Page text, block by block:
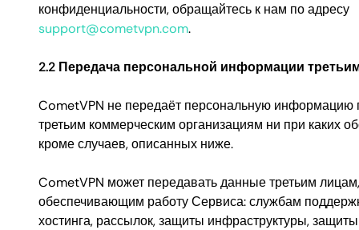
конфиденциальности, обращайтесь к нам по адресу
support@cometvpn.com.
2.2 Передача персональной информации
CometVPN не передаёт персональную информацию
третьим коммерческим организациям ни при каких
кроме случаев, описанных ниже.
CometVPN может передавать данные третьим лицам,
обеспечивающим работу Сервиса: службам
хостинга, рассылок, защиты инфраструктуры,